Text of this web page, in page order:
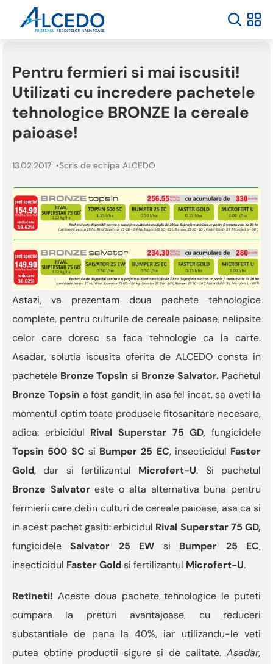
Pentru fermieri si mai iscusiti!
Utilizati cu incredere pachetele
tehnologice BRONZE la cereale
paioase!
13.02.2017 Scris de echipa ALCEDO
Astazi, va prezentam doua pachete tehnologice
complete, pentru culturile de cereale paioase, nelipsite
celor care doresc sa faca tehnologie ca la carte.
Asadar, solutia iscusita oferita de ALCEDO consta in
pachetele Bronze Topsin si Bronze Salvator. Pachetul
Bronze Topsin a fost gandit, in asa fel incat, sa aveti la
momentul optim toate produsele fitosanitare necesare,
adica: erbicidul Rival Superstar 75 GD, fungicidele
Topsin 500 SC si Bumper 25 EC, insecticidul Faster
Gold, dar si fertilizantul Microfert-U. Si pachetul
Bronze Salvatoreste o alta alternativa buna pentru
fermierii care detin culturi de cereale paioase, asa ca si
in acest pachet gasiti: erbicidul Rival Superstar 75 GD,
fungicideleSalvator 25 EW si Bumper 25 EC,
insecticidul Faster Goldsi fertilizantul Microfert-U.
Retineti! Aceste doua pachete tehnologice le puteti
cumpara la preturi avantajoase, cu reduceri
substantiale de pana la 40%, iar utilizandu-le veti
putea obtine productii sigure si de calitate. Asadar,